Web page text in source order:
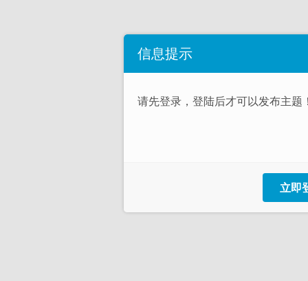
信息提示
请先登录，登陆后才可以发布主题
立即